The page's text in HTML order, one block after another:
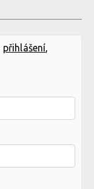
přihlášení